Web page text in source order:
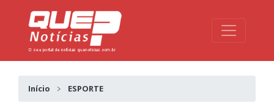
Toggle
Início ESPORTE